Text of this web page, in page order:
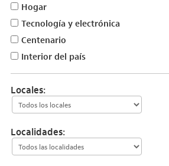
Hogar
Tecnología y electrónica
Centenario
Interior del país
Locales:
Localidades: